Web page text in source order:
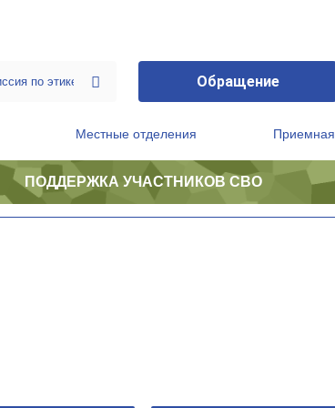
Обращение
Местные отделения Приемная
ПОДДЕРЖКА УЧАСТНИКОВ СВО